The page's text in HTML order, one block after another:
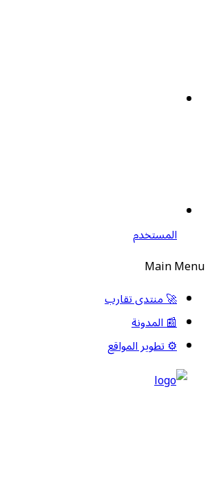
المستخدم
Main Menu
🚀 منتدى تقارب
📰 المدونة
⚙️ تطوير المواقع